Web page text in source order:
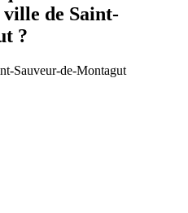
ville de Saint-
?
Sauveur-de-Montagut